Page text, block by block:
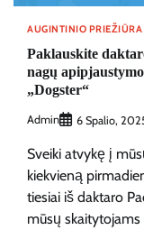
AUGINTINIO PRIEŽIŪRA
Paklauskite
nagų
„Dogster“
Admin 6 Spalio,
Sveiki atvykę į
kiekvieną
tiesiai iš daktaro
mūsų